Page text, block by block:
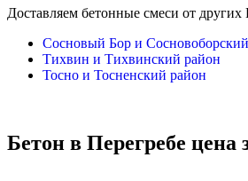
Доставляем бетонные смеси от других
Сосновый Бор и
Тихвин и Тихвинский район
Тосно и Тосненский район
Бетон в Перегребе цена